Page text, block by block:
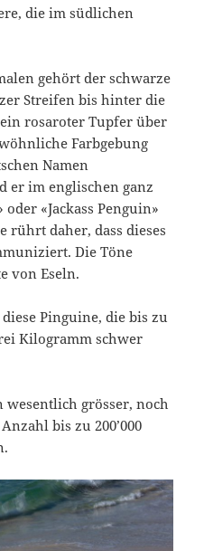
die im südlichen
gehört der schwarze
Streifen bis hinter die
rosaroter Tupfer über
Farbgebung
Namen
er im englischen ganz
«Jackass Penguin»
rührt daher, dass dieses
Die Töne
von Eseln.
Pinguine, die bis zu
Kilogramm schwer
grösser, noch
bis zu 200’000